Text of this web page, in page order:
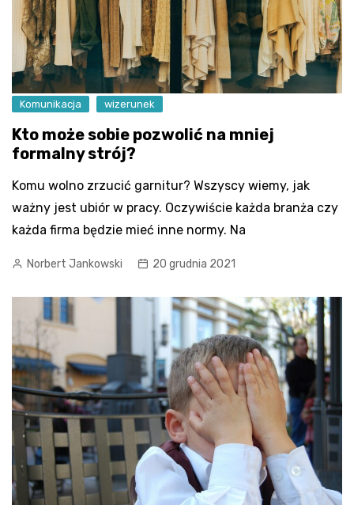
Komunikacja wizerunek
Kto może sobie pozwolić na mniej
formalny strój?
Komu wolno zrzucić garnitur? Wszyscy wiemy, jak
ważny jest ubiór w pracy. Oczywiście każda branża czy
każda firma będzie mieć inne normy. Na
Norbert Jankowski 20 grudnia 2021